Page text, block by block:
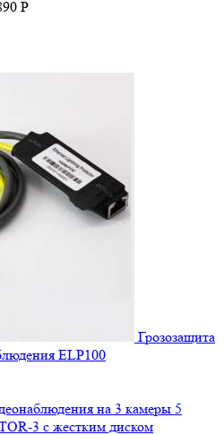
Р
Грозозащита
ELP100